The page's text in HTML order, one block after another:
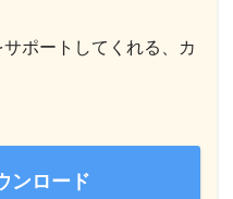
ポートしてくれる、カ
ンロード